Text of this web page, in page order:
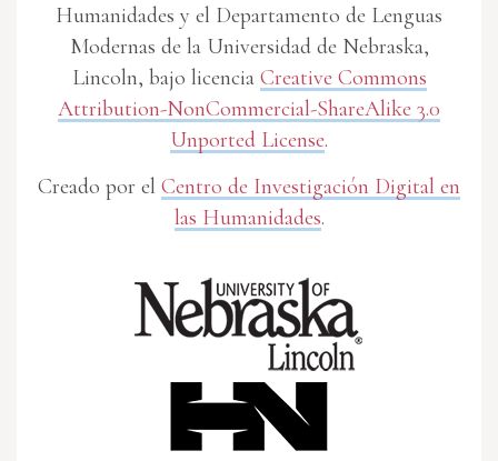
Humanidades y el Departamento de Lenguas
Modernas de la Universidad de Nebraska,
Lincoln, bajo licencia Creative Commons
Attribution-NonCommercial-ShareAlike 3.0
Unported License.
Creado por el Centro de Investigación Digital en
las Humanidades.